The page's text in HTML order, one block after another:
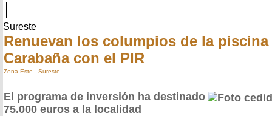
Sureste
Renuevan los columpios de la
Carabaña con el PIR
Zona Este - Sureste
El programa de inversión ha destinado
75.000 euros a la localidad